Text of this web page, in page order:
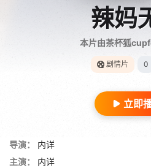
辣妈
本片由茶杯狐
剧情片 0
立即
导演：
内详
主演：
内详